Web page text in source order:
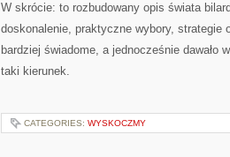
W skrócie: to rozbudowany opis świata
doskonalenie, praktyczne wybory, strategie
bardziej świadome, a jednocześnie dawało
taki kierunek.
CATEGORIES: WYSKOCZMY